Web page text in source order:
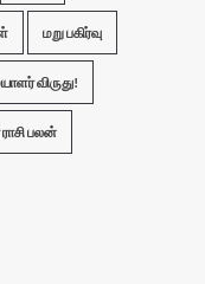
மறு பகிர்வு
விருது!
பலன்